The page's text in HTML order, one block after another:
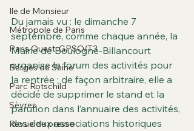
Ile de Monsieur
Métropole de Paris
Paris Ouest: GPSO/T3
Berges de Seine
Parc Rotschild
Sèvres
Revue de presse
Du jamais vu : le dimanche 7
septembre, comme chaque année, la
Mairie de Boulogne-Billancourt
organise le forum des activités pour
la rentrée ; de façon arbitraire, elle a
décidé de supprimer le stand et la
parution dans l’annuaire des activités,
des deux associations historiques